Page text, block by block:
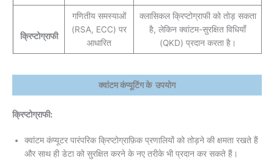
क्रिप्टोग्राफी
गणितीय समस्याओं
(RSA, ECC) पर
आधारित
क्लासिकल क्रिप्टोग्राफी को तोड़ सकता
है, लेकिन क्वांटम-सुरक्षित विधियाँ
(QKD) प्रदान करता है।
क्वांटम कंप्यूटिंग के उपयोग
क्रिप्टोग्राफी:
क्वांटम कंप्यूटर पारंपरिक क्रिप्टोग्राफ़िक प्रणालियों को तोड़ने की क्षमता रखते हैं
और साथ ही डेटा को सुरक्षित करने के नए तरीके भी प्रदान कर सकते हैं।